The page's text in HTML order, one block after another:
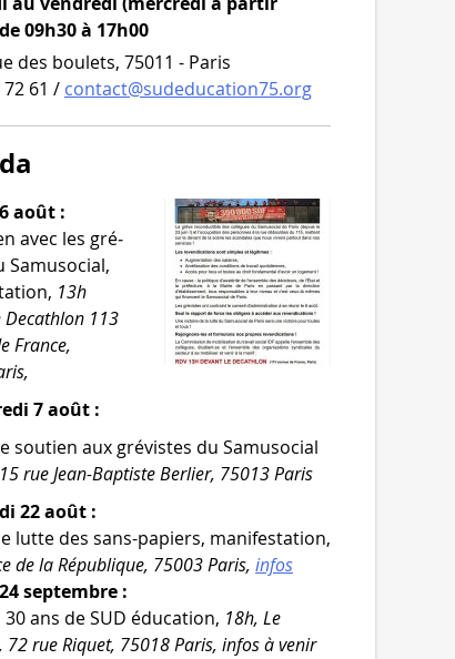
09h30 à 17h00
des boulets, 75011 - Paris
72 61 / contact@sudeducation75.org
août :
avec les gré­
Samusocial,
13h
Decathlon 113
France,
7 août :
sou­tien aux gré­vistes du Samusocial
rue Jean-​Baptiste Berlier, 75013 Paris
22 août :
lutte des sans-​papiers, mani­fes­ta­tion,
de la République, 75003 Paris, infos
septembre :
30 ans de SUD édu­ca­tion, 18h, Le
72 rue Riquet, 75018 Paris, infos à venir